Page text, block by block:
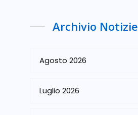
Archivio Notizie
Agosto 2026
Luglio 2026